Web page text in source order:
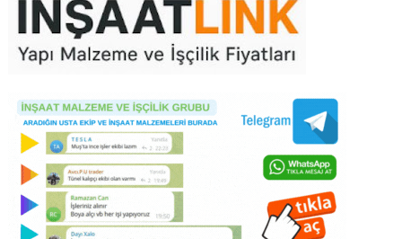
Büyük bir otel var sökümü verilecektir
ilgilenen uğraşan arkadaş varmı otel 5
yıldız lı bir otel
yevmiyeli saten-boya ekipleri ihtiyacımız
var 10 kişiye kadar , 1 aylık iş 05428992502
Ekip olan bana ulaşabilir mi
Streç ihtiyacı olan varsa 140 adet var,
uyguna vericem.